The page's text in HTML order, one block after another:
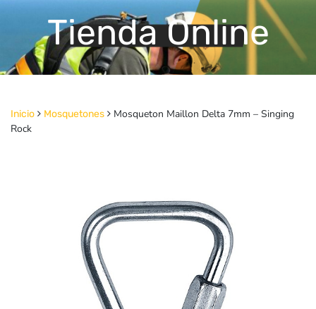
Tienda Online
Inicio Mosquetones
Mosqueton Maillon Delta 7mm – Singing
Rock